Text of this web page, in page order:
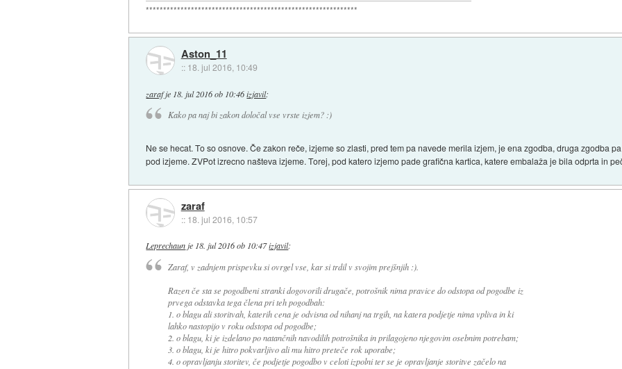
*************************************************************
Aston_11
:: 18. jul 2016, 10:49
zarafje 18. jul 2016 ob 10:46 izjavil:
Kako pa naj bi zakon določal vse vrste izjem? :)
Ne se hecat. To so osnove. Če zakon reče, izjeme so zlasti, pred tem pa navede merila izjem, je ena zgodba, druga zgodba
pod izjeme. ZVPot izrecno našteva izjeme. Torej, pod katero izjemo pade grafična kartica, katere embalaža je bila odprta in
zaraf
:: 18. jul 2016, 10:57
Leprechaunje 18. jul 2016 ob 10:47izjavil:
Zaraf, v zadnjem prispevku si ovrgel vse, kar si trdil v svojim prejšnjih :).
Razen če sta se pogodbeni stranki dogovorili drugače, potrošnik nima pravice do odstopa od pogodbe iz
prvega odstavka tega člena pri teh pogodbah:
1. o blagu ali storitvah, katerih cena je odvisna od nihanj na trgih, na katera podjetje nima vpliva in ki
lahko nastopijo v roku odstopa od pogodbe;
2. o blagu, ki je izdelano po natančnih navodilih potrošnika in prilagojeno njegovim osebnim potrebam;
3. o blagu, ki je hitro pokvarljivo ali mu hitro preteče rok uporabe;
4. o opravljanju storitev, če podjetje pogodbo v celoti izpolni ter se je opravljanje storitve začelo na